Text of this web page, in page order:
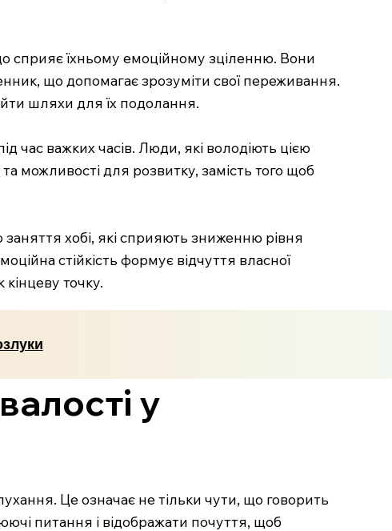
сприяє їхньому емоційному зціленню. Вони
що допомагає зрозуміти свої переживання.
шляхи для їх подолання.
час важких часів. Люди, які володіють цією
можливості для розвитку, замість того щоб
заняття хобі, які сприяють зниженню рівня
стійкість формує відчуття власної
точку.
у
Це означає не тільки чути, що говорить
питання і відображати почуття, щоб